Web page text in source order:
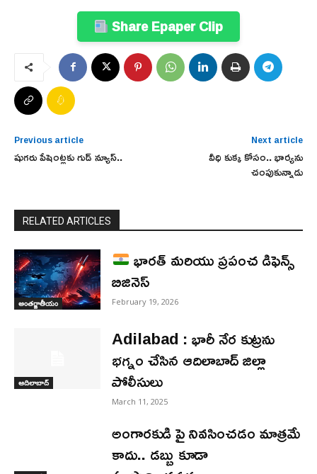
Share Epaper Clip
Previous article
షుగరు పేషెంట్లకు గుడ్ న్యూస్..
Next article
వీధి కుక్క కోసం.. భార్యను
చంపుకున్నాడు
RELATED ARTICLES
అంతర్జాతీయం
భారత్ మరియు ప్రపంచ డిఫెన్స్
బిజినెస్
February 19, 2026
ఆదిలాబాద్
Adilabad : భారీ నేర కుట్రను
భగ్నం చేసిన ఆదిలాబాద్ జిల్లా
పోలీసులు
March 11, 2025
అంగారకుడి పై నివసించడం మాత్రమే
కాదు.. డబ్బు కూడా